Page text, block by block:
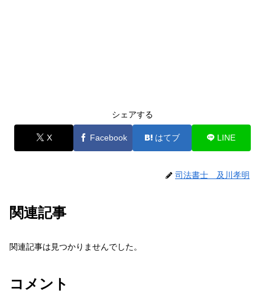
シェアする
X Facebook はてブ LINE
司法書士 及川孝明
関連記事
関連記事は見つかりませんでした。
コメント